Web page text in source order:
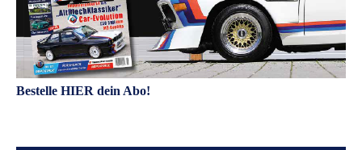
Bestelle HIER dein Abo!